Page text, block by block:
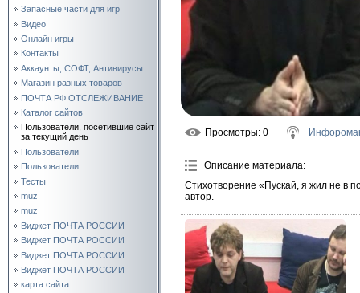
Запасные части для игр
Видео
Онлайн игры
Контакты
Аккаунты, СОФТ, Антивирусы
Магазин разных товаров
ПОЧТА РФ ОТСЛЕЖИВАНИЕ
Каталог сайтов
Пользователи, посетившие сайт
за текущий день
Пользователи
Пользователи
Тесты
muz
muz
Виджет ПОЧТА РОССИИ
Виджет ПОЧТА РОССИИ
Виджет ПОЧТА РОССИИ
Виджет ПОЧТА РОССИИ
карта сайта
Просмотры: 0
Описание материала:
Стихотворение «Пускай, я жил не в
автор.